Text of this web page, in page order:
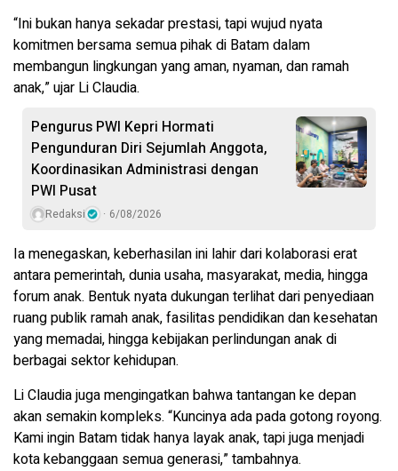
“Ini bukan hanya sekadar prestasi, tapi wujud nyata
komitmen bersama semua pihak di Batam dalam
membangun lingkungan yang aman, nyaman, dan ramah
anak,” ujar Li Claudia.
Pengurus PWI Kepri Hormati
Pengunduran Diri Sejumlah Anggota,
Koordinasikan Administrasi dengan
PWI Pusat
Redaksi 6/08/2026
Ia menegaskan, keberhasilan ini lahir dari kolaborasi erat
antara pemerintah, dunia usaha, masyarakat, media, hingga
forum anak. Bentuk nyata dukungan terlihat dari penyediaan
ruang publik ramah anak, fasilitas pendidikan dan kesehatan
yang memadai, hingga kebijakan perlindungan anak di
berbagai sektor kehidupan.
Li Claudia juga mengingatkan bahwa tantangan ke depan
akan semakin kompleks. “Kuncinya ada pada gotong royong.
Kami ingin Batam tidak hanya layak anak, tapi juga menjadi
kota kebanggaan semua generasi,” tambahnya.